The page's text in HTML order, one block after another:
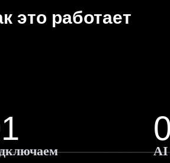
это работает
AI